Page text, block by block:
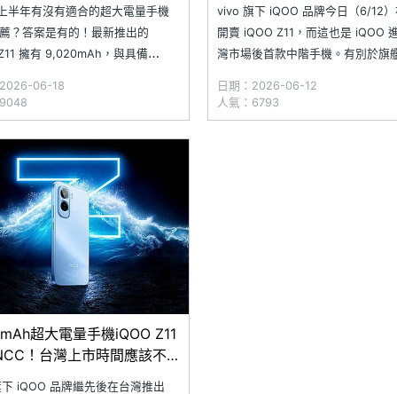
半年有沒有適合的超大電量手機
？答案是有的！最新推出的
擁有 9,020mAh，與具備
，雖然同樣採用 6.83 吋大螢
者差異可能比你想像的還要大。
選購疑慮，小編針對實際需求替
06-18
vivo 旗下 iQOO 品牌今日（6/12
開賣 iQOO Z11，而這也是 iQOO
灣市場後首款中階手機。有別於旗
中階玩家族群，主打擁有
大容量電池配置，能為玩家帶來更
日期：2026-06-12
人氣：6793
超大電量手機iQOO Z11
！台灣上市時間應該不
iQOO 品牌繼先後在台灣推出